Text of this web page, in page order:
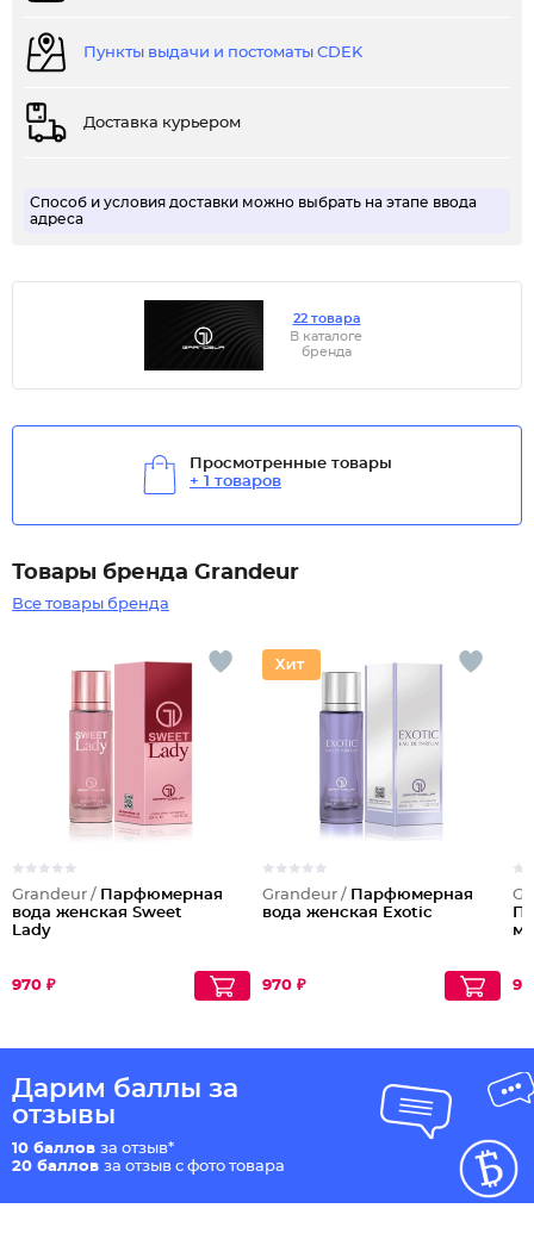
Пункты выдачи и постоматы CDEK
Доставка курьером
Способ и условия доставки можно выбрать на этапе ввода
адреса
22 товара
В каталоге
бренда
Просмотренные товары
+ 1 товаров
Товары бренда Grandeur
Все товары бренда
Grandeur / Парфюмерная
вода женская Sweet
Lady
970 ₽
Grandeur / Парфюмерная
вода женская Exotic
970 ₽
Дарим баллы за
отзывы
10 баллов за отзыв*
20 баллов за отзыв с фото товара